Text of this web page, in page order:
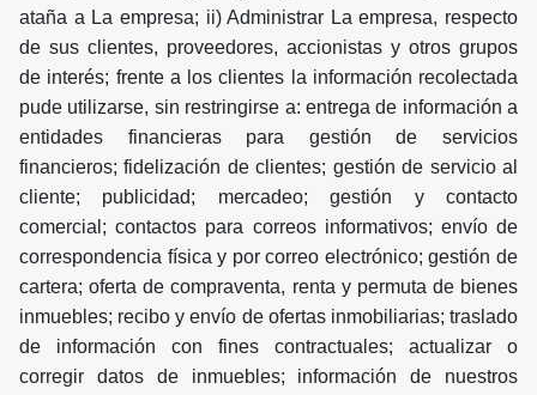
ataña a La empresa; ii) Administrar La empresa, respecto
de sus clientes, proveedores, accionistas y otros grupos
de interés; frente a los clientes la información recolectada
pude utilizarse, sin restringirse a: entrega de información a
entidades financieras para gestión de servicios
financieros; fidelización de clientes; gestión de servicio al
cliente; publicidad; mercadeo; gestión y contacto
comercial; contactos para correos informativos; envío de
correspondencia física y por correo electrónico; gestión de
cartera; oferta de compraventa, renta y permuta de bienes
inmuebles; recibo y envío de ofertas inmobiliarias; traslado
de información con fines contractuales; actualizar o
corregir datos de inmuebles; información de nuestros